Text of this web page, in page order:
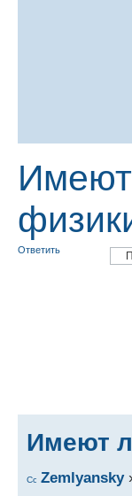
Имеют
Ответить
Имеют
Zemlyansky